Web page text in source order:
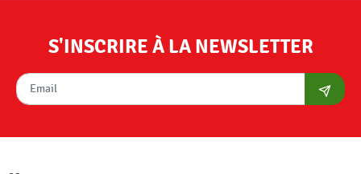
S'INSCRIRE À LA NEWSLETTER